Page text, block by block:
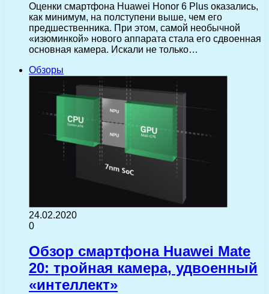
Оценки смартфона Huawei Honor 6 Plus оказались,
как минимум, на полступени выше, чем его
предшественника. При этом, самой необычной
«изюминкой» нового аппарата стала его сдвоенная
основная камера. Искали не только…
Обзоры
24.02.2020
0
Обзор смартфона Huawei Mate
20: тройная камера, удвоенный
«интеллект»